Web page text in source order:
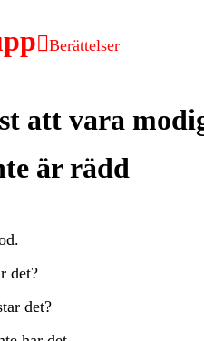
Berättelser
att vara
är rädd
det?
det?